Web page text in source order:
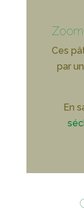
Zoom
Ces
par
En